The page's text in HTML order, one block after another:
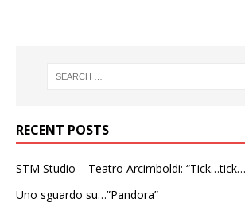
RECENT POSTS
STM Studio – Teatro Arcimboldi:
Uno sguardo su…”Pandora”